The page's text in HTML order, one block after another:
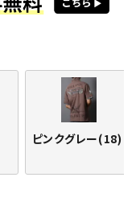
ピンクグレー(18)